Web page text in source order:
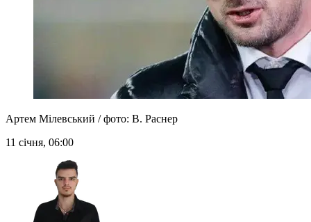
Артем Мілевський / фото: В. Раснер
11 січня, 06:00